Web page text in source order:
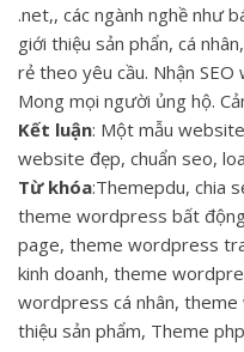
.net,, các ngành nghề như
giới thiệu sản phẩn, cá
rẻ theo yêu cầu. Nhận
Mong mọi người ủng hộ.
Kết luận: Một mẫu
website đẹp, chuẩn seo,
Từ khóa:Themepdu, chia
theme wordpress bất
page, theme wordpress
kinh doanh, theme
wordpress cá nhân,
thiệu sản phẩm, Theme